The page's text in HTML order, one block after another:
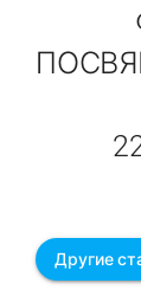
Другие